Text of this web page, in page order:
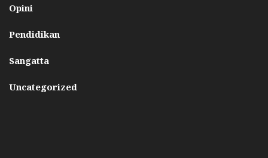
Opini
Pendidikan
Sangatta
Uncategorized